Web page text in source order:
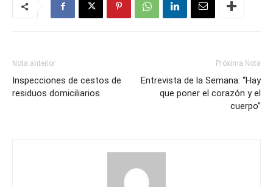
Nota anterior
Inspecciones de cestos de
residuos domiciliarios
Próxima Nota
Entrevista de la Semana: “Hay
que poner el corazón y el
cuerpo”